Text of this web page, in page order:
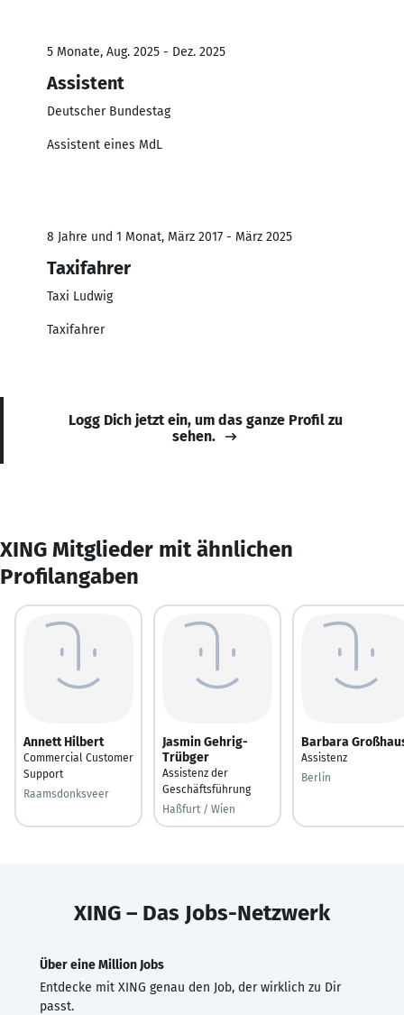
5 Monate, Aug. 2025 - Dez. 2025
Assistent
Deutscher Bundestag
Assistent eines MdL
8 Jahre und 1 Monat, März 2017 - März 2025
Taxifahrer
Taxi Ludwig
Taxifahrer
Logg Dich jetzt ein, um das ganze Profil zu
sehen.
XING Mitglieder mit ähnlichen
Profilangaben
Annett Hilbert
Commercial Customer
Support
Raamsdonksveer
Jasmin Gehrig-
Trübger
Assistenz der
Geschäftsführung
Haßfurt / Wien
Barbara
Assistenz
Berlin
XING – Das Jobs-Netzwerk
Über eine Million Jobs
Entdecke mit XING genau den Job, der wirklich zu Dir
passt.